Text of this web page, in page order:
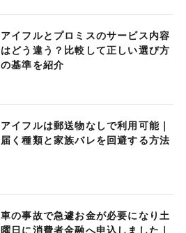
アイフルとプロミスのサービス内容
はどう違う？比較して正しい選び方
の基準を紹介
アイフルは郵送物なしで利用可能｜
届く種類と家族バレを回避する方法
車の事故で急遽お金が必要になり土
曜日に消費者金融へ申込しました｜